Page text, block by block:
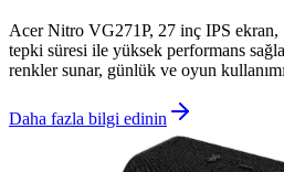
Acer Nitro VG271P, 27 inç IPS ekran,
tepki süresi ile yüksek performans
renkler sunar, günlük ve oyun
Daha fazla bilgi edinin